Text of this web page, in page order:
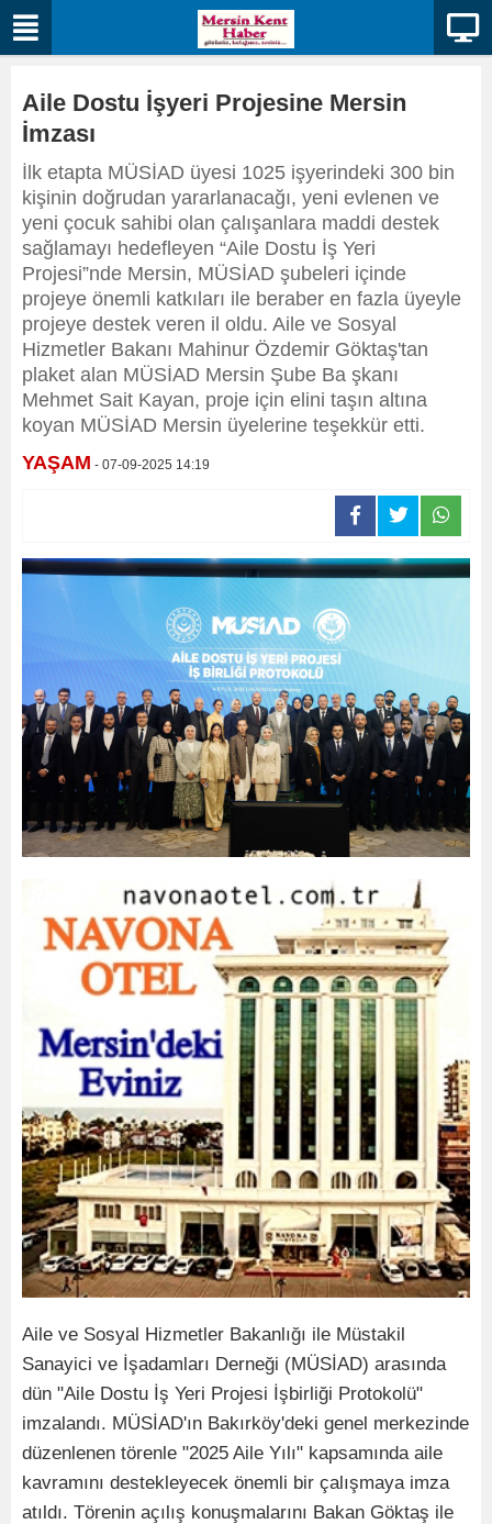
Aile Dostu İşyeri Projesine Mersin
İmzası
İlk etapta MÜSİAD üyesi 1025 işyerindeki 300 bin
kişinin doğrudan yararlanacağı, yeni evlenen ve
yeni çocuk sahibi olan çalışanlara maddi destek
sağlamayı hedefleyen “Aile Dostu İş Yeri
Projesi”nde Mersin, MÜSİAD şubeleri içinde
projeye önemli katkıları ile beraber en fazla üyeyle
projeye destek veren il oldu. Aile ve Sosyal
Hizmetler Bakanı Mahinur Özdemir Göktaş'tan
plaket alan MÜSİAD Mersin Şube Ba şkanı
Mehmet Sait Kayan, proje için elini taşın altına
koyan MÜSİAD Mersin üyelerine teşekkür etti.
YAŞAM - 07-09-2025 14:19
Aile ve Sosyal Hizmetler Bakanlığı ile Müstakil
Sanayici ve İşadamları Derneği (MÜSİAD) arasında
dün "Aile Dostu İş Yeri Projesi İşbirliği Protokolü"
imzalandı. MÜSİAD'ın Bakırköy'deki genel merkezinde
düzenlenen törenle "2025 Aile Yılı" kapsamında aile
kavramını destekleyecek önemli bir çalışmaya imza
atıldı. Törenin açılış konuşmalarını Bakan Göktaş ile